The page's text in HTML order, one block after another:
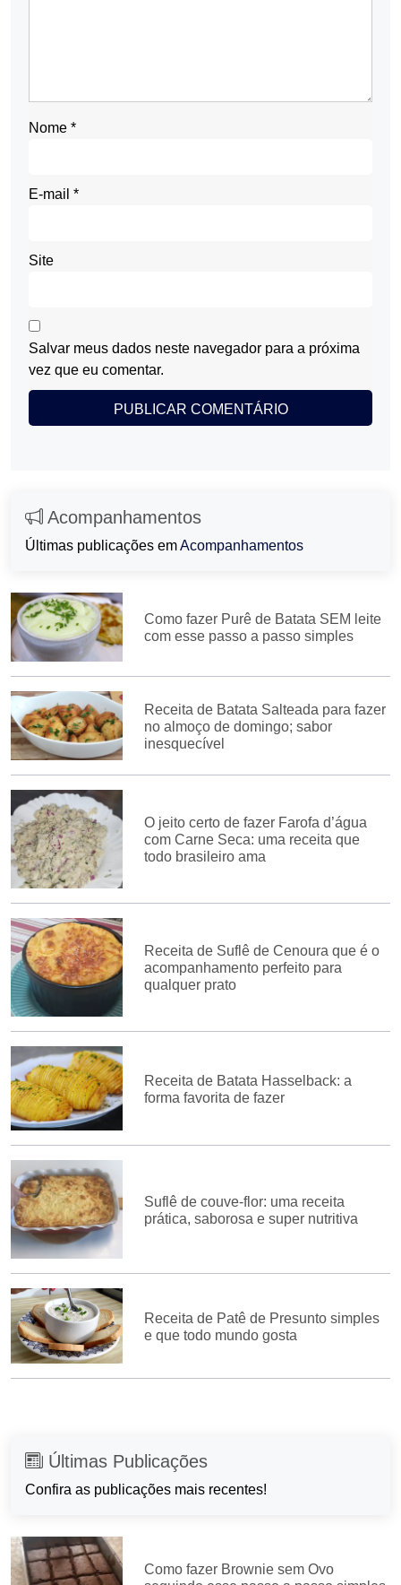
Nome *
E-mail *
Site
Salvar meus dados neste navegador para a próxima
vez que eu comentar.
Acompanhamentos
Últimas publicações emAcompanhamentos
Como fazer Purê de Batata SEM leite
com esse passo a passo simples
Receita de Batata Salteada para fazer
no almoço de domingo; sabor
inesquecível
O jeito certo de fazer Farofa d’água
com Carne Seca: uma receita que
todo brasileiro ama
Receita de Suflê de Cenoura que é o
acompanhamento perfeito para
qualquer prato
Receita de Batata Hasselback: a
forma favorita de fazer
Suflê de couve-flor: uma receita
prática, saborosa e super nutritiva
Receita de Patê de Presunto simples
e que todo mundo gosta
Últimas Publicações
Confira as publicações mais recentes!
Como fazer Brownie sem Ovo